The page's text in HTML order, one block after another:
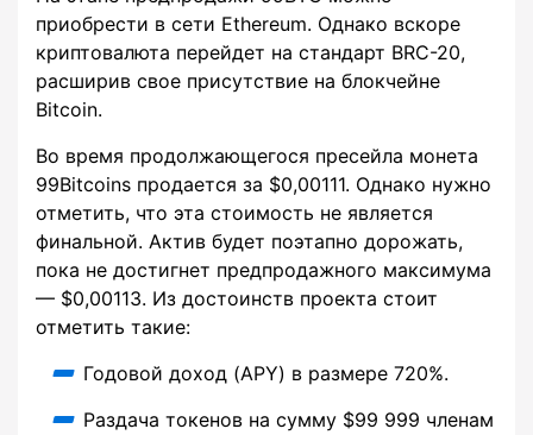
приобрести в сети Ethereum. Однако вскоре
криптовалюта перейдет на стандарт BRC-20,
расширив свое присутствие на блокчейне
Bitcoin.
Во время продолжающегося пресейла монета
99Bitcoins продается за $0,00111. Однако нужно
отметить, что эта стоимость не является
финальной. Актив будет поэтапно дорожать,
пока не достигнет предпродажного максимума
— $0,00113. Из достоинств проекта стоит
отметить такие:
Годовой доход (APY) в размере 720%.
Раздача токенов на сумму $99 999 членам